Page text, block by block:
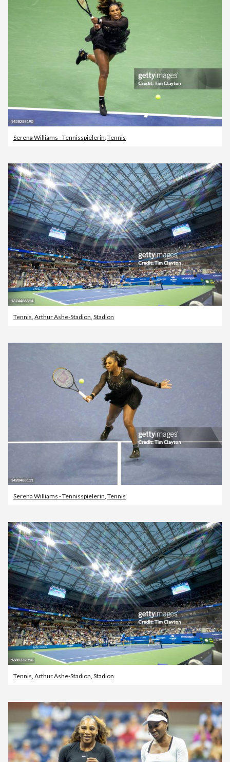
Serena Williams - Tennisspielerin Tennis
Tennis Arthur Ashe-Stadion Stadion
Serena Williams - Tennisspielerin, Tennis
Tennis Arthur Ashe-Stadion Stadion